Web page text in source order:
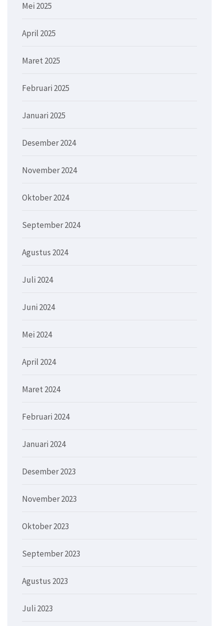
Mei 2025
April 2025
Maret 2025
Februari 2025
Januari 2025
Desember 2024
November 2024
Oktober 2024
September 2024
Agustus 2024
Juli 2024
Juni 2024
Mei 2024
April 2024
Maret 2024
Februari 2024
Januari 2024
Desember 2023
November 2023
Oktober 2023
September 2023
Agustus 2023
Juli 2023